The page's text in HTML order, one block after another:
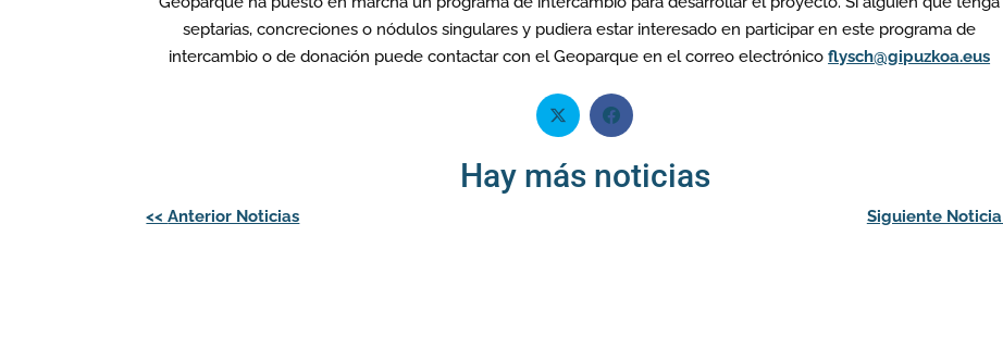
septarias, concreciones o nódulos singulares y pudiera estar interesado en participar en este programa de
intercambio o de donación puede contactar con el Geoparque en el correo electrónicoflysch@gipuzkoa.eus
Hay más noticias
Navegación
<<Anterior Noticias Siguiente Noticia